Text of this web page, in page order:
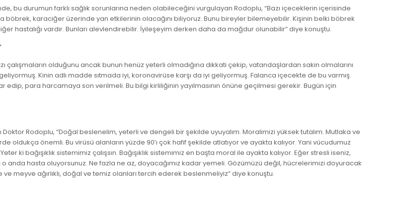
bu durumun farklı sağlık sorunlarına neden olabileceğini vurgulayan Rodoplu, “Bazı içeceklerin içerisinde
böbrek, karaciğer üzerinde yan etkilerinin olacağını biliyoruz. Bunu bireyler bilemeyebilir. Kişinin belki böbrek
hastalığı vardır. Bunları alevlendirebilir. İyileşeyim derken daha da mağdur olunabilir” diye konuştu.
çalışmaların olduğunu ancak bunun henüz yeterli olmadığına dikkati çekip, vatandaşlardan sakin olmalarını
Kinin adlı madde sıtmada iyi, koronavirüse karşı da iyi geliyormuş. Falanca içecekte de bu varmış.
para harcamaya son verilmeli. Bu bilgi kirliliğinin yayılmasının önüne geçilmesi gerekir. Bugün için
Rodoplu, “Doğal beslenelim, yeterli ve dengeli bir şekilde uyuyalım. Moralimizi yüksek tutalım. Mutlaka ve
oldukça önemli. Bu virüsü alanların yüzde 90’ı çok hafif şekilde atlatıyor ve ayakta kalıyor. Yani vücudumuz
ki bağışıklık sistemimiz çalışsın. Bağışıklık sistemimiz en başta moral ile ayakta kalıyor. Eğer stresli iseniz,
o anda hasta oluyorsunuz. Ne fazla ne az, doyacağımız kadar yemeli. Gözümüzü değil, hücrelerimizi doyuracak
meyve ağırlıklı, doğal ve temiz olanları tercih ederek beslenmeliyiz” diye konuştu.